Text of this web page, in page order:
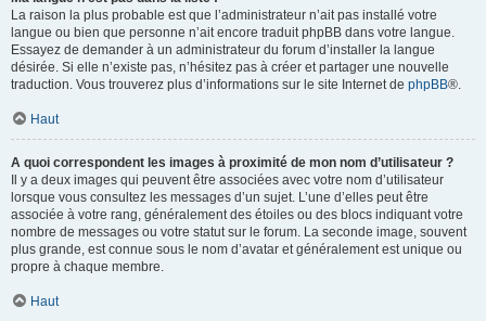
La raison la plus probable est que l’administrateur n’ait pas installé votre
langue ou bien que personne n’ait encore traduit phpBB dans votre langue.
Essayez de demander à un administrateur du forum d’installer la langue
désirée. Si elle n’existe pas, n’hésitez pas à créer et partager une nouvelle
traduction. Vous trouverez plus d’informations sur le site Internet de phpBB®.
Haut
A quoi correspondent les images à proximité de mon nom d’utilisateur ?
Il y a deux images qui peuvent être associées avec votre nom d’utilisateur
lorsque vous consultez les messages d’un sujet. L’une d’elles peut être
associée à votre rang, généralement des étoiles ou des blocs indiquant votre
nombre de messages ou votre statut sur le forum. La seconde image, souvent
plus grande, est connue sous le nom d’avatar et généralement est unique ou
propre à chaque membre.
Haut